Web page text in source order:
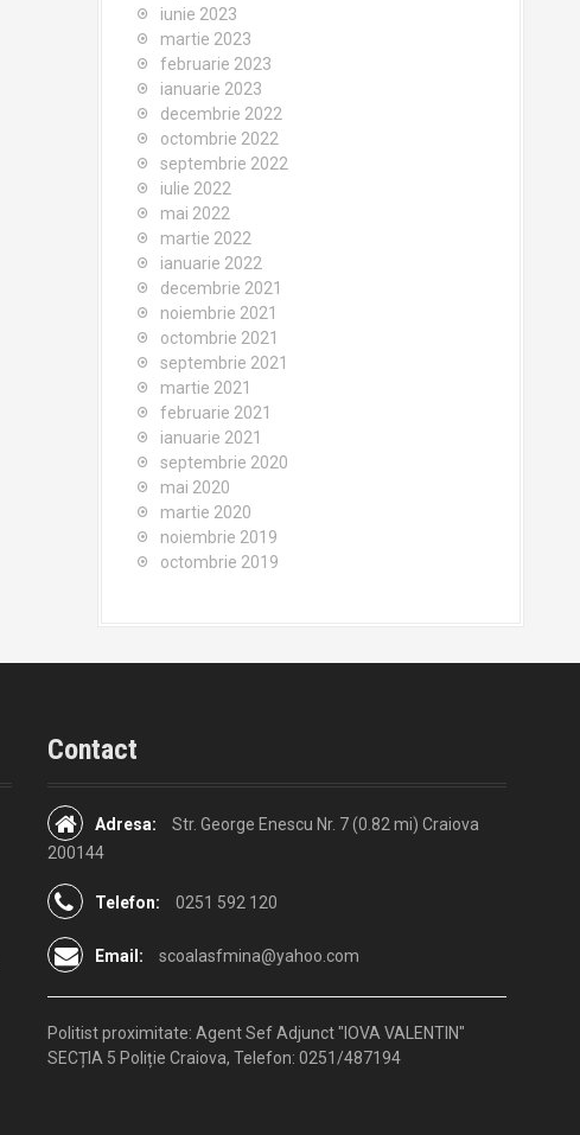
iunie 2023
martie 2023
februarie 2023
ianuarie 2023
decembrie 2022
octombrie 2022
septembrie 2022
iulie 2022
mai 2022
martie 2022
ianuarie 2022
decembrie 2021
noiembrie 2021
octombrie 2021
septembrie 2021
martie 2021
februarie 2021
ianuarie 2021
septembrie 2020
mai 2020
martie 2020
noiembrie 2019
octombrie 2019
Contact
Adresa:
Str. George Enescu Nr. 7 (0.82 mi) Craiova
200144
Telefon: 0251 592 120
Email: scoalasfmina@yahoo.com
Politist proximitate:Agent Sef Adjunct "IOVA VALENTIN"
SECȚIA 5 Poliție Craiova, Telefon: 0251/487194